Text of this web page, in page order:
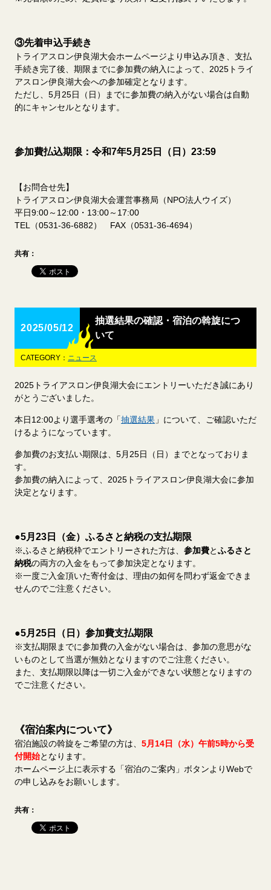
③先着申込手続き
トライアスロン伊良湖大会ホームページより申込み頂き、支払
手続き完了後、期限までに参加費の納入によって、2025トライ
アスロン伊良湖大会への参加確定となります。
ただし、5月25日（日）までに参加費の納入がない場合は自動
的にキャンセルとなります。
参加費払込期限：令和7年5月25日（日）23:59
【お問合せ先】
トライアスロン伊良湖大会運営事務局（NPO法人ウイズ）
平日9:00～12:00・13:00～17:00
TEL（0531-36-6882） FAX（0531-36-4694）
共有：
2025/05/12
抽選結果の確認・宿泊の斡旋につ
いて
CATEGORY： ニュース
2025トライアスロン伊良湖大会にエントリーいただき誠にあり
がとうございました。
本日12:00より選手選考の「抽選結果」について、ご確認いただ
けるようになっています。
参加費のお支払い期限は、5月25日（日）までとなっておりま
す。
参加費の納入によって、2025トライアスロン伊良湖大会に参加
決定となります。
●5月23日（金）ふるさと納税の支払期限
※ふるさと納税枠でエントリーされた方は、 参加費とふるさと
納税の両方の入金をもって参加決定となります。
※一度ご入金頂いた寄付金は、理由の如何を問わず返金できま
せんのでご注意ください。
●5月25日（日）参加費支払期限
※支払期限までに参加費の入金がない場合は、参加の意思がな
いものとして当選が無効となりますのでご注意ください。
また、支払期限以降は一切ご入金ができない状態となりますの
でご注意ください。
《宿泊案内について》
宿泊施設の斡旋をご希望の方は、 5月14日（水）午前5時から受
付開始となります。
ホームページ上に表示する「宿泊のご案内」ボタンよりWebで
の申し込みをお願いします。
共有：